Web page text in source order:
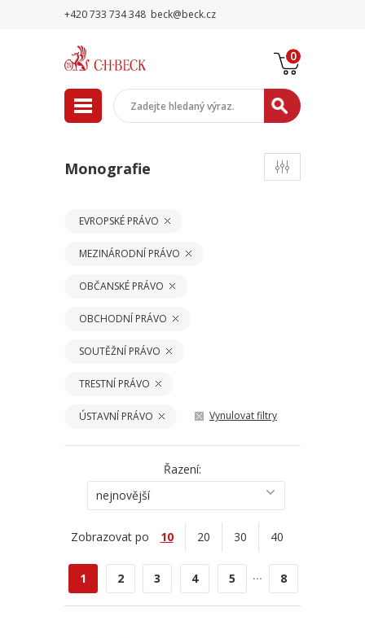
+420 733 734 348 beck@beck.cz
0
Monografie
EVROPSKÉ PRÁVO
MEZINÁRODNÍ PRÁVO
OBČANSKÉ PRÁVO
OBCHODNÍ PRÁVO
SOUTĚŽNÍ PRÁVO
TRESTNÍ PRÁVO
ÚSTAVNÍ PRÁVO Vynulovat filtry
Řazení:
nejnovější
Zobrazovat po 10 20 30 40
1 2 3 4 5 ... 8